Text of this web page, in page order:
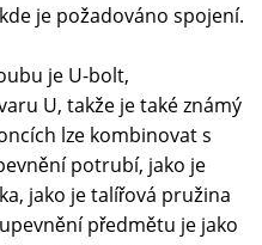
je požadováno spojení.
je U-bolt,
U, takže je také známý
lze kombinovat s
potrubí, jako je
jako je talířová pružina
předmětu je jako